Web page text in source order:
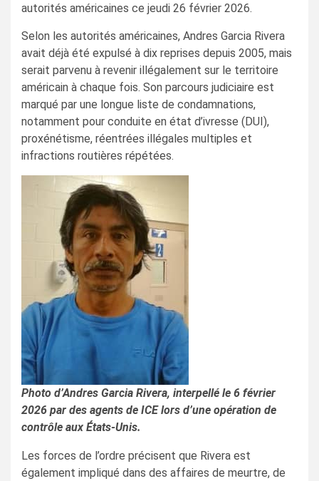
autorités américaines ce jeudi 26 février 2026.
Selon les autorités américaines, Andres Garcia Rivera
avait déjà été expulsé à dix reprises depuis 2005, mais
serait parvenu à revenir illégalement sur le territoire
américain à chaque fois. Son parcours judiciaire est
marqué par une longue liste de condamnations,
notamment pour conduite en état d’ivresse (DUI),
proxénétisme, réentrées illégales multiples et
infractions routières répétées.
Photo d’Andres Garcia Rivera, interpellé le 6 février
2026 par des agents de ICE lors d’une opération de
contrôle aux États-Unis.
Les forces de l’ordre précisent que Rivera est
également impliqué dans des affaires de meurtre, de